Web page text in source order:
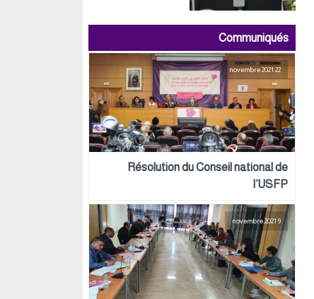
au niveau
organisationnel
que logistique
Communiqués
22 novembre 2021
Résolution du Conseil national de
l’USFP
9 novembre 2021